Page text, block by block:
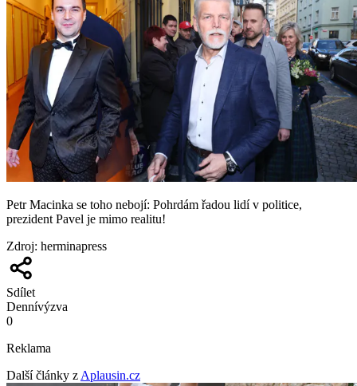
Petr Macinka se toho nebojí: Pohrdám řadou lidí v politice,
prezident Pavel je mimo realitu!
Zdroj: herminapress
Sdílet
Dennívýzva
0
Reklama
Další články z Aplausin.cz